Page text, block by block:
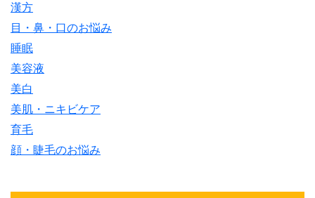
漢方
目・鼻・口のお悩み
睡眠
美容液
美白
美肌・ニキビケア
育毛
顔・睫毛のお悩み